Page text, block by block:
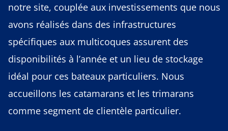
notre site, couplée aux investissements que nous
avons réalisés dans des infrastructures
spécifiques aux multicoques assurent des
disponibilités à l’année et un lieu de stockage
idéal pour ces bateaux particuliers. Nous
accueillons les catamarans et les trimarans
comme segment de clientèle particulier.